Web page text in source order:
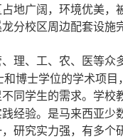
地广阔，环境优美，
分校区周边配套设施
理、工、农、医等众
博士学位的学术项目
同学生的需求。
学校
经验。是马来西亚少
研究实力强，有多个